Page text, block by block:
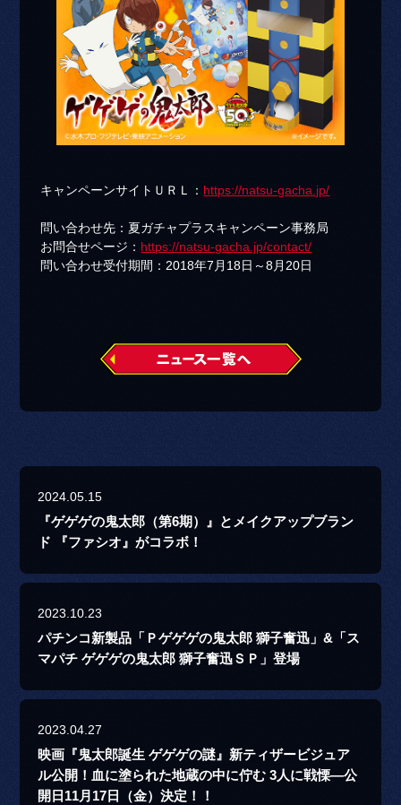
キャンペーンサイトＵＲＬ： https://natsu-gacha.jp/
問い合わせ先：夏ガチャプラスキャンペーン事務局
お問合せページ： https://natsu-gacha.jp/contact/
問い合わせ受付期間：2018年7月18日～8月20日
2024.05.15
『ゲゲゲの鬼太郎（第6期）』とメイクアップブラン
ド 『ファシオ』がコラボ！
2023.10.23
パチンコ新製品「Ｐゲゲゲの鬼太郎 獅子奮迅」&「ス
マパチ ゲゲゲの鬼太郎 獅子奮迅ＳＰ」登場
2023.04.27
映画『鬼太郎誕生 ゲゲゲの謎』新ティザービジュア
ル公開！血に塗られた地蔵の中に佇む 3人に戦慄―公
開日11月17日（金）決定！！